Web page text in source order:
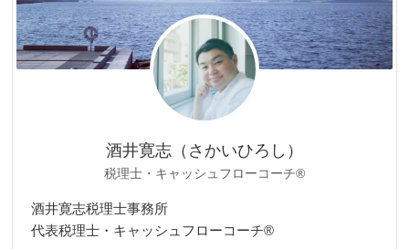
酒井寛志（さかいひろし）
税理士・キャッシュフローコーチ®
酒井寛志税理士事務所
代表税理士・キャッシュフローコーチ®